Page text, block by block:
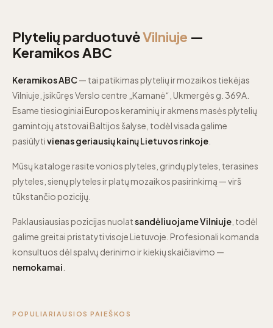
Plytelių parduotuvėVilniuje —
Keramikos ABC
Keramikos ABC— tai patikimas plytelių ir mozaikos tiekėjas
Vilniuje, įsikūręs Verslo centre „Kamanė“, Ukmergės g. 369A.
Esame tiesioginiai Europos keraminių ir akmens masės plytelių
gamintojų atstovai Baltijos šalyse, todėl visada galime
pasiūlytivienas geriausių kainų Lietuvos rinkoje
Mūsų kataloge rasite vonios plyteles, grindų plyteles, terasines
plyteles, sienų plyteles ir platų mozaikos pasirinkimą — virš
tūkstančio pozicijų.
Paklausiausias pozicijas nuolatsandėliuojame Vilniuje , todėl
galime greitai pristatyti visoje Lietuvoje. Profesionali komanda
konsultuos dėl spalvų derinimo ir kiekių skaičiavimo —
nemokamai
POPULIARIAUSIOS PAIEŠKOS